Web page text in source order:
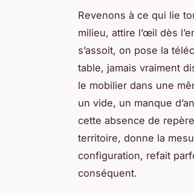
Revenons à ce qui lie
milieu, attire l’œil dès
s’assoit, on pose la
table, jamais vraiment
le mobilier dans une
un vide, un manque
cette absence de
territoire, donne la
configuration, refait
conséquent.